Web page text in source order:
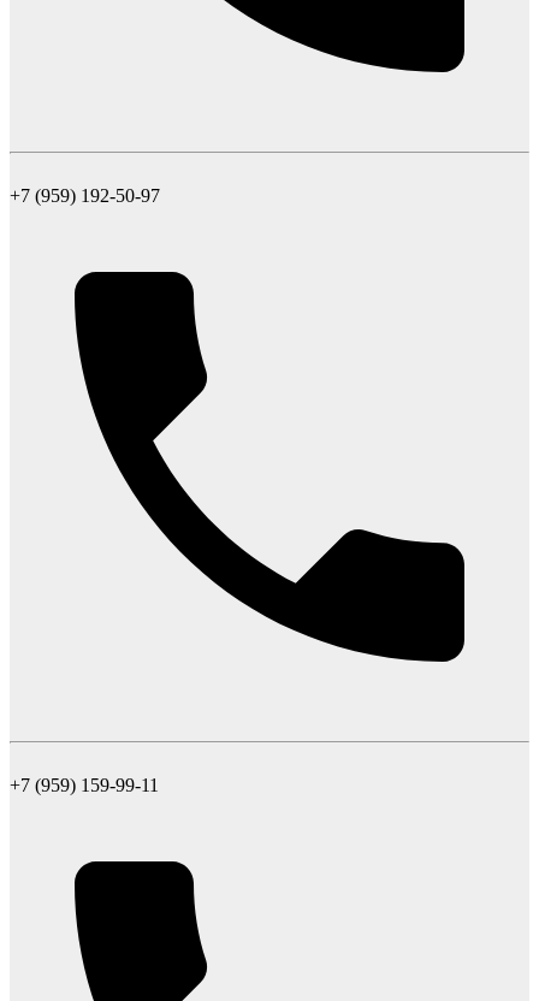
+7 (959) 192-50-97
+7 (959) 159-99-11